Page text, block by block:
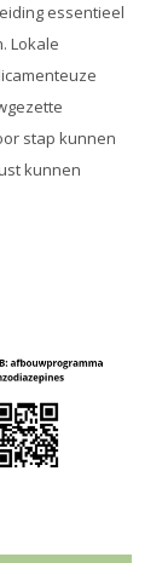
essentieel
Lokale
stap kunnen
kunnen